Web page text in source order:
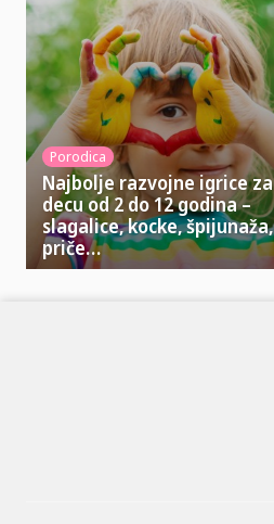
Porodica
Najbolje razvojne igrice za
decu od 2 do 12 godina –
slagalice, kocke, špijunaža,
priče…